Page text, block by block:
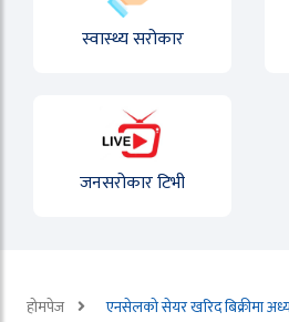
स्वास्थ्य सरोकार
जनसरोकार टिभी
होमपेज एनसेलको सेयर खरिद बिक्रीमा